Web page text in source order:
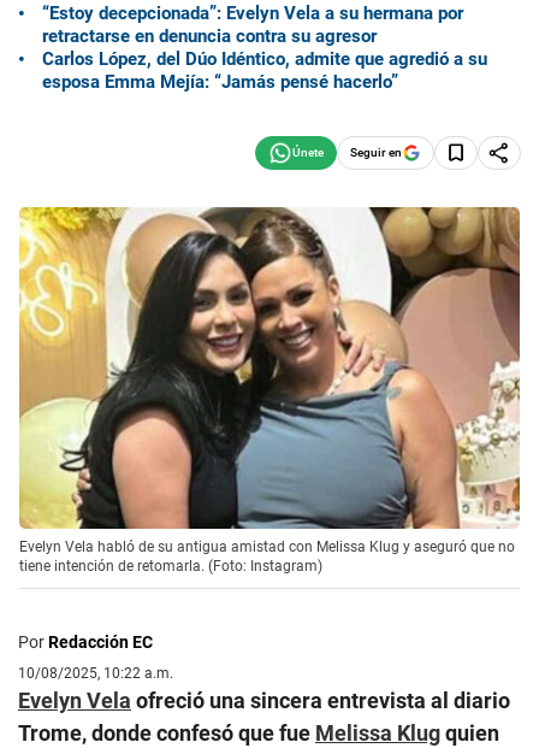
“Estoy decepcionada”: Evelyn Vela a su hermana por
retractarse en denuncia contra su agresor
Carlos López, del Dúo Idéntico, admite que agredió a su
esposa Emma Mejía: “Jamás pensé hacerlo”
Seguir en
Evelyn Vela habló de su antigua amistad con Melissa Klug y aseguró que no
tiene intención de retomarla. (Foto: Instagram)
PorRedacción EC
10/08/2025, 10:22 a.m.
Evelyn Vela ofreció una sincera entrevista al diario
Trome, donde confesó que fue Melissa Klugquien